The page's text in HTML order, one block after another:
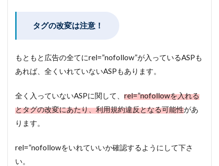
タグの改変は注意！
もともと広告の全てにrel=”nofollow”が入っているASPも
あれば、全くいれていないASPもあります。
全く入っていないASPに関して、 rel=”nofollowを入れる
とタグの改変にあたり、利用規約違反となる可能性があ
ります。
rel=”nofollowをいれていいか確認するようにして下さ
い。